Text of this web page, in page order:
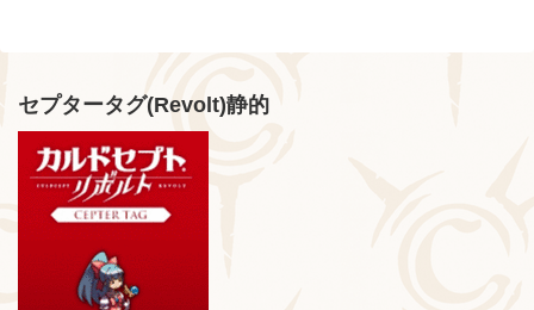
セプタータグ(Revolt)静的